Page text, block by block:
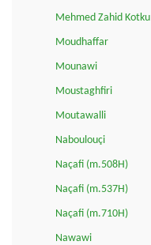
Mehmed Zahid Kotku
Moudhaffar
Mounawi
Moustaghfiri
Moutawalli
Naboulouçi
Naçafi (m.508H)
Naçafi (m.537H)
Naçafi (m.710H)
Nawawi